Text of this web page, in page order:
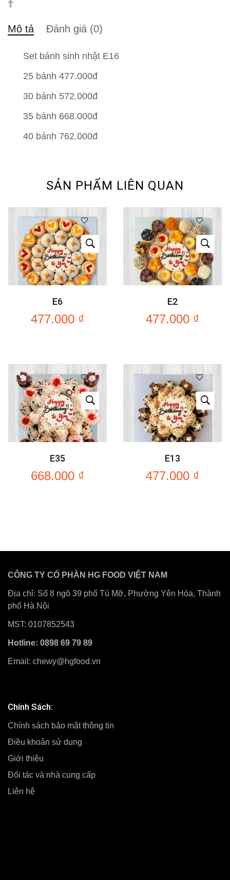
Mô tả Đánh giá (0)
Set bánh sinh nhật E16
25 bánh 477.000đ
30 bánh 572.000đ
35 bánh 668.000đ
40 bánh 762.000đ
SẢN PHẨM LIÊN QUAN
E6
477.000 ₫
E2
477.000 ₫
E35
668.000 ₫
E13
477.000 ₫
CÔNG TY CỔ PHẦN HG FOOD VIỆT NAM
Địa chỉ: Số 8 ngõ 39 phố Tú Mỡ, Phường Yên Hòa, Thành
phố Hà Nội
MST: 0107852543
Hotline: 0898 69 79 89
Email: chewy@hgfood.vn
Chính Sách:
Chính sách bảo mật thông tin
Điều khoản sử dụng
Giới thiệu
Đối tác và nhà cung cấp
Liên hệ